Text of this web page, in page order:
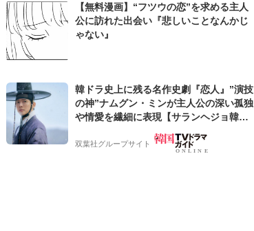
【無料漫画】“フツウの恋”を求める主人
公に訪れた出会い『悲しいことなんかじ
ゃない』
韓ドラ史上に残る名作史劇『恋人』”演技
の神”ナムグン・ミンが主人公の深い孤独
や情愛を繊細に表現【サランヘジョ韓ド
双葉社グループサイト